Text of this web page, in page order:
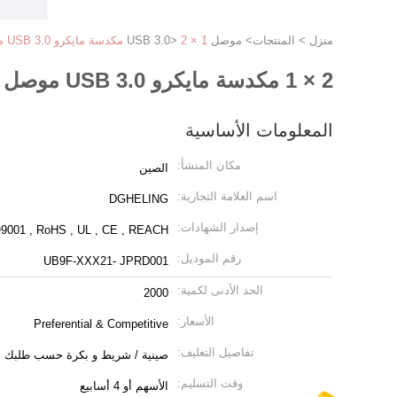
منزل > المنتجات> موصل USB 3.0 > 2 × 1 مكدسة مايكرو USB 3.0 موصل أنثى من خلال ثقب محمية نوع
2 × 1 مكدسة مايكرو USB 3.0 موصل أنثى من خلال ثقب محمية نوع
المعلومات الأساسية
مكان المنشأ: الصين
اسم العلامة التجارية: DGHELING
إصدار الشهادات: , RoHS , UL , CE , REACH
رقم الموديل: UB9F-XXX21- JPRD001
الحد الأدنى لكمية: 2000
الأسعار: Preferential & Competitive
تفاصيل التغليف: صينية / شريط و بكرة حسب طلبك
وقت التسليم: الأسهم أو 4 أسابيع